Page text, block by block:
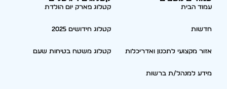
עמוד הבית
חדשות
אזור מקצועי לתכנון ואדריכלות
מידע למנהל/ת ברשות
קטלוג פארק יום הולדת
קטלוג חידושים 2025
קטלוג משטח בטיחות שעם